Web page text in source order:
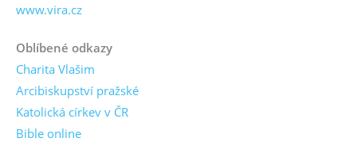
www.vira.cz
Oblíbené odkazy
Charita Vlašim
Arcibiskupství pražské
Katolická církev v ČR
Bible online